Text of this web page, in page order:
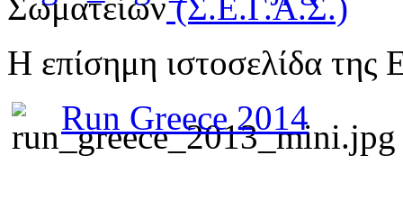
Η επίσημη ιστοσελίδα της
Run Greece 2014